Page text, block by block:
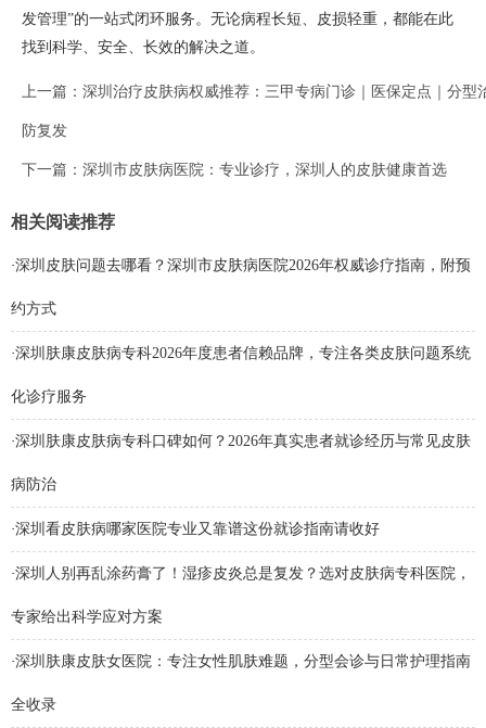
发管理”的一站式闭环服务。无论病程长短、皮损轻重，都能在此
找到科学、安全、长效的解决之道。
上一篇： 深圳治疗皮肤病权威推荐：三甲专病门诊｜医保定点｜分型
防复发
下一篇： 深圳市皮肤病医院：专业诊疗，深圳人的皮肤健康首选
相关阅读推荐
·深圳皮肤问题去哪看？深圳市皮肤病医院2026年权威诊疗指南，附预
约方式
·深圳肤康皮肤病专科2026年度患者信赖品牌，专注各类皮肤问题系统
化诊疗服务
·深圳肤康皮肤病专科口碑如何？2026年真实患者就诊经历与常见皮肤
病防治
·深圳看皮肤病哪家医院专业又靠谱这份就诊指南请收好
·深圳人别再乱涂药膏了！湿疹皮炎总是复发？选对皮肤病专科医院，
专家给出科学应对方案
·深圳肤康皮肤女医院：专注女性肌肤难题，分型会诊与日常护理指南
全收录